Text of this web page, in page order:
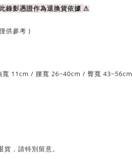
錄影憑證作為退換貨依據 ⚠
供參考 )
寬 11cm / 腰寬 26~40cm / 臀寬 43~56cm
貨，請特別留意。